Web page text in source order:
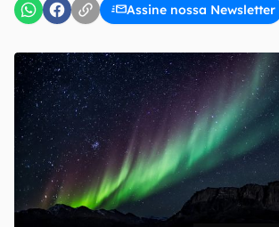
Assine nossa Newsletter
Confirmo que li, aceito e concordo com os
Uso e Política de Privacidade do